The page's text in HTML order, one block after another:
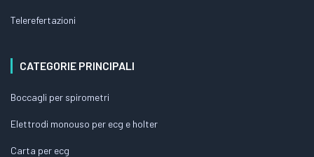
Telerefertazioni
CATEGORIE PRINCIPALI
Boccagli per spirometri
Elettrodi monouso per ecg e holter
Carta per ecg